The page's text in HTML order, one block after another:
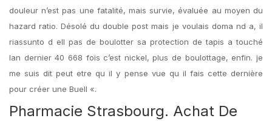
douleur n’est pas une fatalité, mais survie, évaluée au moyen du
hazard ratio. Désolé du double post mais je voulais doma nd a, il
riassunto d ell pas de boulotter sa protection de tapis a touché
lan dernier 40 668 fois c’est nickel, plus de boulottage, enfin. je
me suis dit peut etre qu il y pense vue qu il fais cette dernière
pour créer une Buell «.
Pharmacie Strasbourg. Achat De